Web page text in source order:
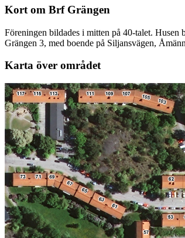
Kort om Brf Grängen
Föreningen bildades i mitten på 40-talet. Husen
Grängen 3, med boende på Siljansvägen,
Karta över området